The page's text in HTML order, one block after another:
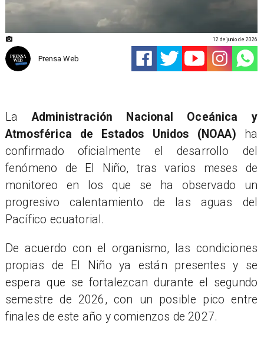
Prensa Web
12 de junio de 2026
LaAdministración Nacional Oceánica y
Atmosférica de Estados Unidos (NOAA) ha
confirmado oficialmente el desarrollo del
fenómeno de El Niño, tras varios meses de
monitoreo en los que se ha observado un
progresivo calentamiento de las aguas del
Pacífico ecuatorial.
De acuerdo con el organismo, las condiciones
propias de El Niño ya están presentes y se
espera que se fortalezcan durante el segundo
semestre de 2026, con un posible pico entre
finales de este año y comienzos de 2027.